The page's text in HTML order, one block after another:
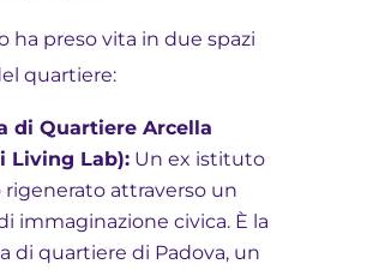
ha preso vita in due spazi
quartiere:
di Quartiere Arcella
Living Lab):Un ex istituto
rigenerato attraverso un
immaginazione civica. È la
di quartiere di Padova, un